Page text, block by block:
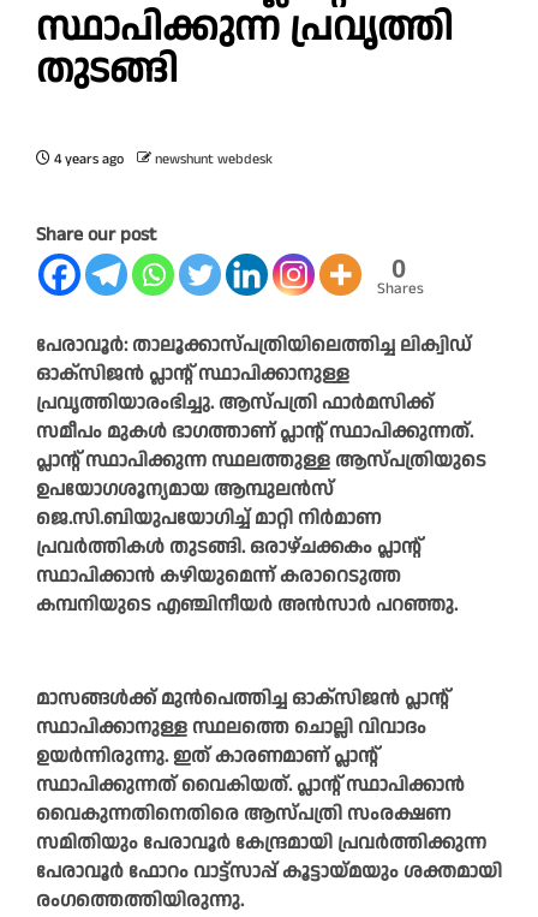
സ്ഥാപിക്കുന്ന പ്രവൃത്തി
തുടങ്ങി
4 years ago newshunt webdesk
Share our post
0
Shares
പേരാവൂർ: താലൂക്കാസ്പത്രിയിലെത്തിച്ച ലിക്വിഡ്
ഓക്‌സിജൻ പ്ലാന്റ് സ്ഥാപിക്കാനുള്ള
പ്രവൃത്തിയാരംഭിച്ചു. ആസ്പത്രി ഫാർമസിക്ക്
സമീപം മുകൾ ഭാഗത്താണ് പ്ലാന്റ് സ്ഥാപിക്കുന്നത്.
പ്ലാന്റ് സ്ഥാപിക്കുന്ന സ്ഥലത്തുള്ള ആസ്പത്രിയുടെ
ഉപയോഗശൂന്യമായ ആമ്പുലൻസ്
ജെ.സി.ബിയുപയോഗിച്ച് മാറ്റി നിർമാണ
പ്രവർത്തികൾ തുടങ്ങി. ഒരാഴ്ചക്കകം പ്ലാന്റ്
സ്ഥാപിക്കാൻ കഴിയുമെന്ന് കരാറെടുത്ത
കമ്പനിയുടെ എഞ്ചിനീയർ അൻസാർ പറഞ്ഞു.
മാസങ്ങൾക്ക് മുൻപെത്തിച്ച ഓക്‌സിജൻ പ്ലാന്റ്
സ്ഥാപിക്കാനുള്ള സ്ഥലത്തെ ചൊല്ലി വിവാദം
ഉയർന്നിരുന്നു. ഇത് കാരണമാണ് പ്ലാന്റ്
സ്ഥാപിക്കുന്നത് വൈകിയത്. പ്ലാന്റ് സ്ഥാപിക്കാൻ
വൈകുന്നതിനെതിരെ ആസ്പത്രി സംരക്ഷണ
സമിതിയും പേരാവൂർ കേന്ദ്രമായി പ്രവർത്തിക്കുന്ന
പേരാവൂർ ഫോറം വാട്ട്‌സാപ്പ് കൂട്ടായ്മയും ശക്തമായി
രംഗത്തെത്തിയിരുന്നു.